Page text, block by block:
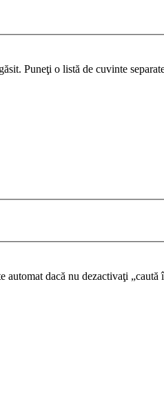
Puneţi o listă de cuvinte
dacă nu dezactivaţi